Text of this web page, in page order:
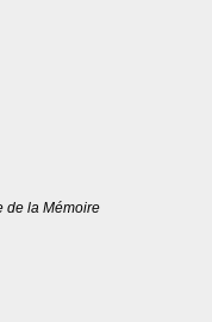
de la Mémoire